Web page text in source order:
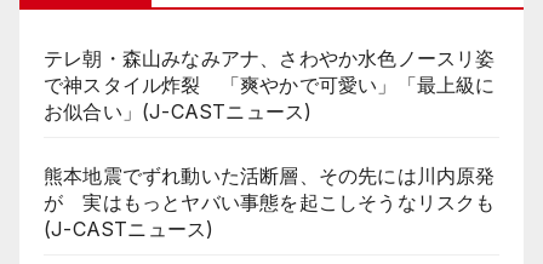
テレ朝・森山みなみアナ、さわやか水色ノースリ姿
で神スタイル炸裂 「爽やかで可愛い」「最上級に
お似合い」(J-CASTニュース)
熊本地震でずれ動いた活断層、その先には川内原発
が 実はもっとヤバい事態を起こしそうなリスクも
(J-CASTニュース)